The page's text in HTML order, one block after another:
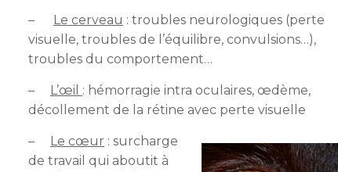
– Le cerveau : troubles neurologiques (perte
visuelle, troubles de l’équilibre, convulsions…),
troubles du comportement…
– L’œil : hémorragie intra oculaires, œdème,
décollement de la rétine avec perte visuelle
– Le cœur : surcharge
de travail qui aboutit à